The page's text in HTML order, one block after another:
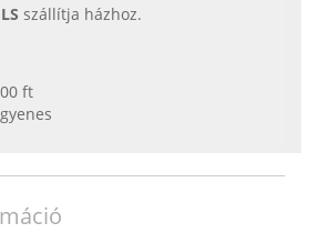
szállítja házhoz.
ft